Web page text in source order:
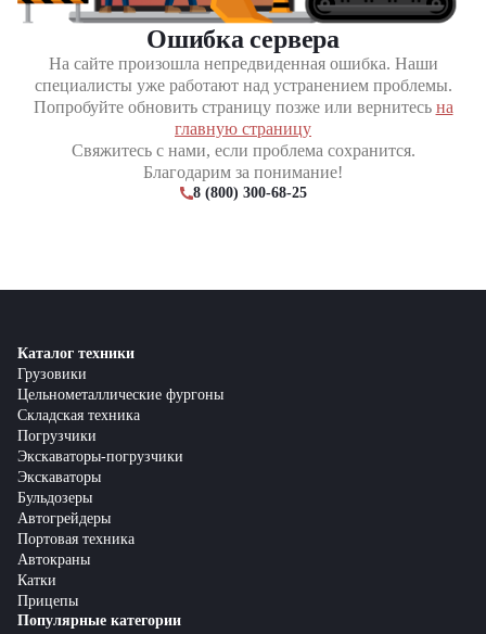
Ошибка сервера
На сайте произошла непредвиденная ошибка. Наши
специалисты уже работают над устранением проблемы.
Попробуйте обновить страницу позже или вернитесь на
главную страницу
Свяжитесь с нами, если проблема сохранится.
Благодарим за понимание!
8 (800) 300-68-25
Каталог техники
Грузовики
Цельнометаллические фургоны
Складская техника
Погрузчики
Экскаваторы-погрузчики
Экскаваторы
Бульдозеры
Автогрейдеры
Портовая техника
Автокраны
Катки
Прицепы
Популярные категории